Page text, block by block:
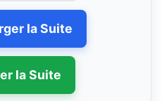
la Suite
la Suite